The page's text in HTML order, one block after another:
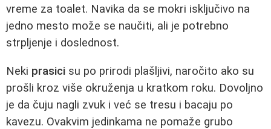
vreme za toalet. Navika da se mokri isključivo na
jedno mesto može se naučiti, ali je potrebno
strpljenje i doslednost.
Neki prasici su po prirodi plašljivi, naročito ako su
prošli kroz više okruženja u kratkom roku. Dovoljno
je da čuju nagli zvuk i već se tresu i bacaju po
kavezu. Ovakvim jedinkama ne pomaže grubo